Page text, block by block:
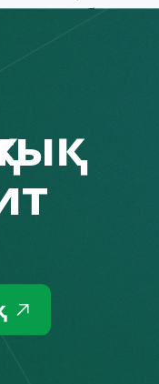
жастан бастау
қорғау
Қаржылық
өткізіліп
алғаш рет
және ҚМА-
өткенін
оқушылары үшін
тыңдаушы
арқылы
жүктеп алуға